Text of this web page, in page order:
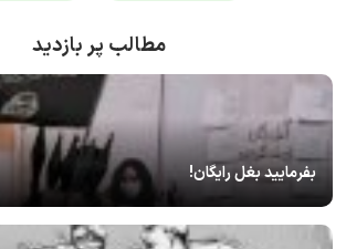
مطالب پر بازدید
بفرمایید بغل رایگان!